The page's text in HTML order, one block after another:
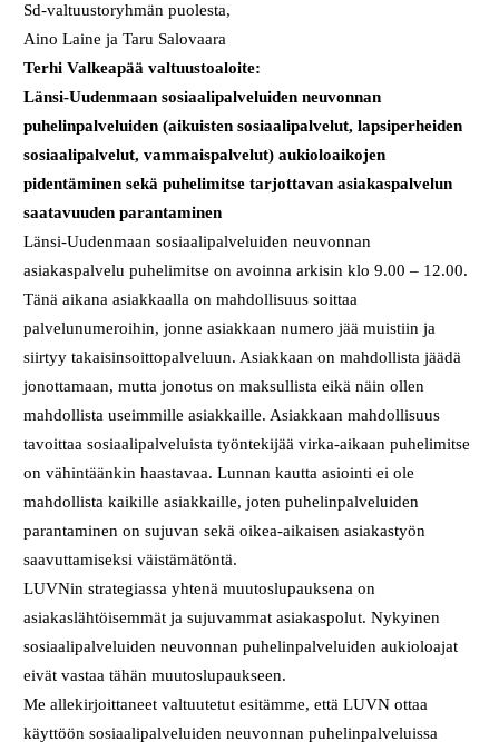
Sd-valtuustoryhmän puolesta,
Aino Laine ja Taru Salovaara
Terhi Valkeapää valtuustoaloite:
Länsi-Uudenmaan sosiaalipalveluiden neuvonnan
puhelinpalveluiden (aikuisten sosiaalipalvelut, lapsiperheiden
sosiaalipalvelut, vammaispalvelut) aukioloaikojen
pidentäminen sekä puhelimitse tarjottavan asiakaspalvelun
saatavuuden parantaminen
Länsi-Uudenmaan sosiaalipalveluiden neuvonnan
asiakaspalvelu puhelimitse on avoinna arkisin klo 9.00 – 12.00.
Tänä aikana asiakkaalla on mahdollisuus soittaa
palvelunumeroihin, jonne asiakkaan numero jää muistiin ja
siirtyy takaisinsoittopalveluun. Asiakkaan on mahdollista jäädä
jonottamaan, mutta jonotus on maksullista eikä näin ollen
mahdollista useimmille asiakkaille. Asiakkaan mahdollisuus
tavoittaa sosiaalipalveluista työntekijää virka-aikaan puhelimitse
on vähintäänkin haastavaa. Lunnan kautta asiointi ei ole
mahdollista kaikille asiakkaille, joten puhelinpalveluiden
parantaminen on sujuvan sekä oikea-aikaisen asiakastyön
saavuttamiseksi väistämätöntä.
LUVNin strategiassa yhtenä muutoslupauksena on
asiakaslähtöisemmät ja sujuvammat asiakaspolut. Nykyinen
sosiaalipalveluiden neuvonnan puhelinpalveluiden aukioloajat
eivät vastaa tähän muutoslupaukseen.
Me allekirjoittaneet valtuutetut esitämme, että LUVN ottaa
käyttöön sosiaalipalveluiden neuvonnan puhelinpalveluissa